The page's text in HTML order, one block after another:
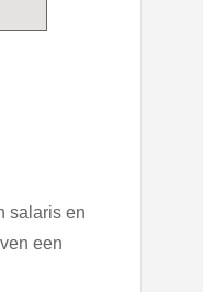
salaris en
een